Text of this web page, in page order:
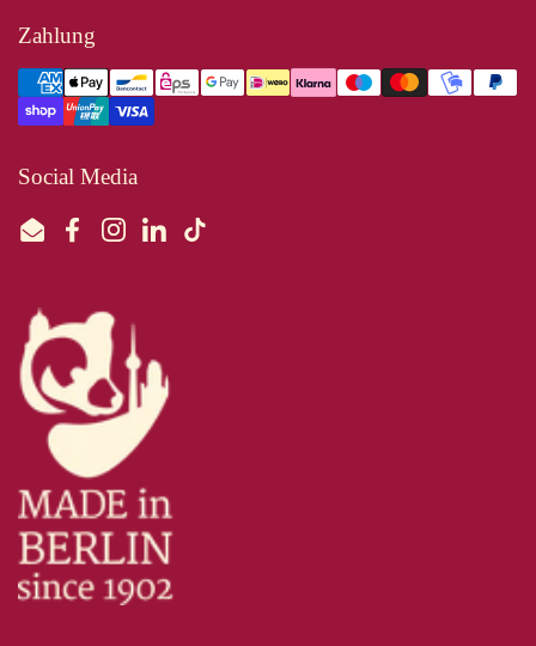
Zahlung
Social Media
EmailFacebookInstagram
LinkedInTikTok